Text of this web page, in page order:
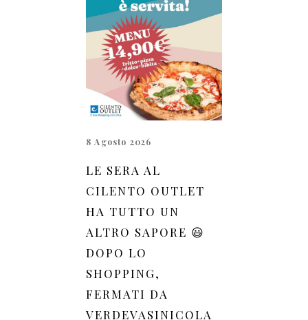
8 Agosto 2026
LE SERA AL
CILENTO OUTLET
HA TUTTO UN
ALTRO SAPORE 😃
DOPO LO
SHOPPING,
FERMATI DA
VERDEVASINICOLA